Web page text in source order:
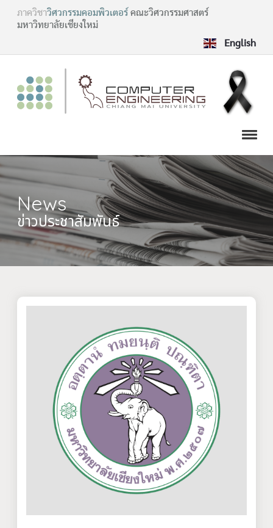
ภาควิชาวิศวกรรมคอมพิวเตอร์ คณะวิศวกรรมศาสตร์
มหาวิทยาลัยเชียงใหม่
English
News
ข่าวประชาสัมพันธ์